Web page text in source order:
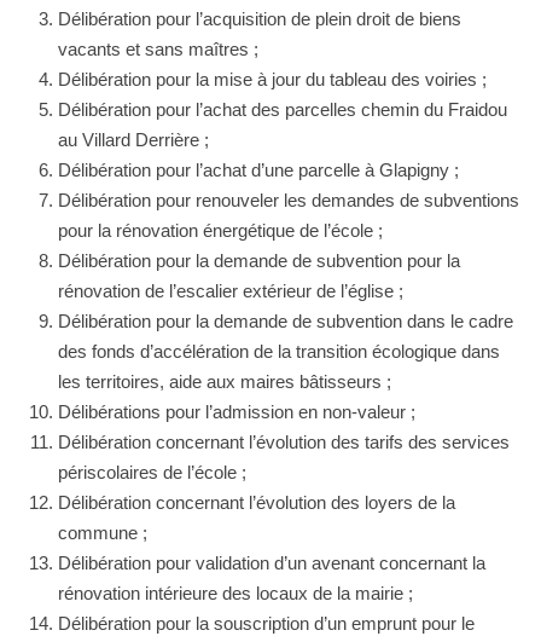
Délibération pour l’acquisition de plein droit de biens
vacants et sans maîtres ;
Délibération pour la mise à jour du tableau des voiries ;
Délibération pour l’achat des parcelles chemin du Fraidou
au Villard Derrière ;
Délibération pour l’achat d’une parcelle à Glapigny ;
Délibération pour renouveler les demandes de subventions
pour la rénovation énergétique de l’école ;
Délibération pour la demande de subvention pour la
rénovation de l’escalier extérieur de l’église ;
Délibération pour la demande de subvention dans le cadre
des fonds d’accélération de la transition écologique dans
les territoires, aide aux maires bâtisseurs ;
Délibérations pour l’admission en non-valeur ;
Délibération concernant l’évolution des tarifs des services
périscolaires de l’école ;
Délibération concernant l’évolution des loyers de la
commune ;
Délibération pour validation d’un avenant concernant la
rénovation intérieure des locaux de la mairie ;
Délibération pour la souscription d’un emprunt pour le